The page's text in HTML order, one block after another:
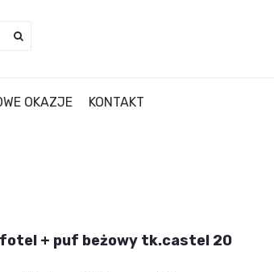
OKAZJE KONTAKT
+ puf beżowy tk.castel 20